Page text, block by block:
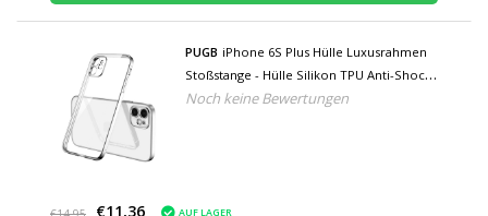
PUGB iPhone 6S Plus Hülle Luxusrahmen
Stoßstange - Hülle Silikon TPU Anti-Shock
Silber
Noch keine Bewertungen
€11,36 AUF LAGER